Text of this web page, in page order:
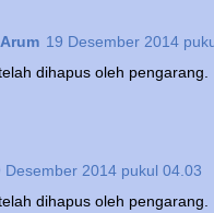
19 Desember 2014
dihapus oleh pengarang.
Desember 2014 pukul 04.03
dihapus oleh pengarang.